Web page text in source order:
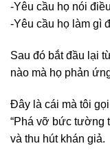
-Yêu cầu họ nói
-Yêu cầu họ làm gì
Sau đó bắt đầu lại
nào mà họ phản
Đây là cái mà tôi
“Phá vỡ bức tường
và thu hút khán giả.